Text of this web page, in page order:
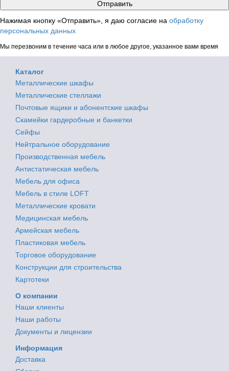
Нажимая кнопку «Отправить», я даю согласие на обработку
персональных данных
Мы перезвоним в течение часа или в любое другое, указанное вами время
Каталог
Металлические шкафы
Металлические стеллажи
Почтовые ящики и абонентские шкафы
Скамейки гардеробные и банкетки
Сейфы
Нейтральное оборудование
Производственная мебель
Антистатическая мебель
Мебель для офиса
Мебель в стиле LOFT
Металлические кровати
Медицинская мебель
Армейская мебель
Пластиковая мебель
Торговое оборудование
Конструкции для строительства
Картотеки
О компании
Наши клиенты
Наши работы
Документы и лицензии
Информация
Доставка